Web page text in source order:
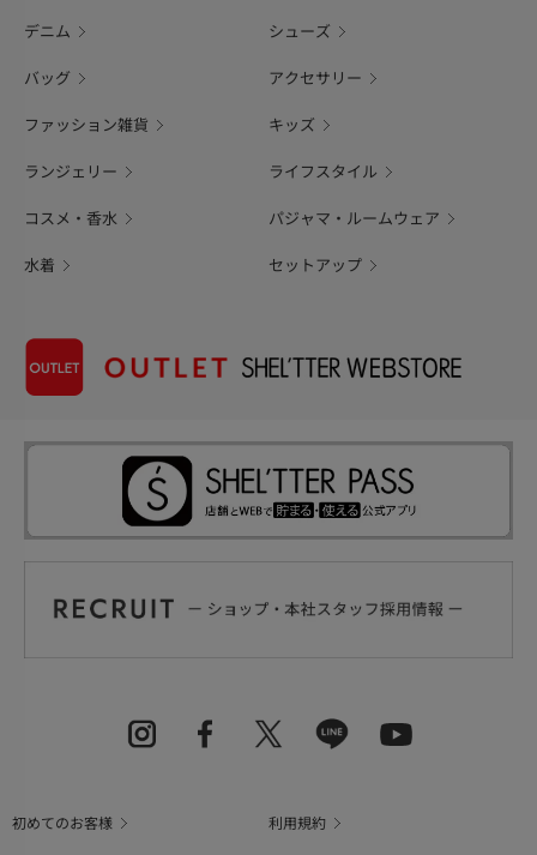
デニム シューズ
バッグ アクセサリー
ファッション雑貨 キッズ
ランジェリー ライフスタイル
コスメ・香水 パジャマ・ルームウェア
水着 セットアップ
初めてのお客様 利用規約